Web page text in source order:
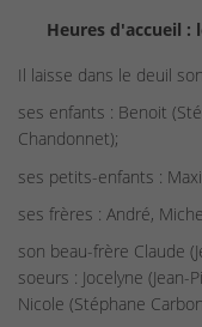
Heures d'accueil :
Il laisse dans le deuil
ses enfants : Benoit
Chandonnet);
ses petits-enfants :
ses frères : André,
son beau-frère Claude
soeurs : Jocelyne
Nicole (Stéphane